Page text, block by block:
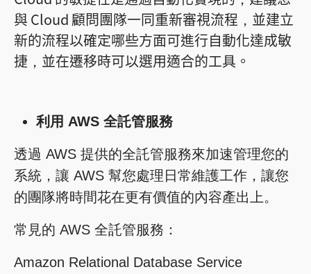
與 Cloud 顧問團隊一同重新審視流程，並建立
新的流程以確定哪些方面可進行自動化達成敏
捷，並在遷移時可以選用適合的工具。
利用 AWS 全託管服務
透過 AWS 提供的全託管服務來加速管理您的
系統，讓 AWS 幫您處理日常維護工作，讓您
的團隊將時間花在更有價值的內容產出上。
常見的 AWS 全託管服務：
Amazon Relational Database Service